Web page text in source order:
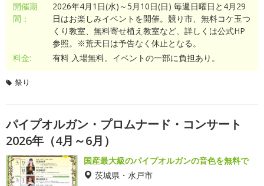
開催期
間：
2026年4月1日(水)～5月10日(日) 毎週日曜日と4月29
日はお楽しみイベントを開催。競り市、無料コケ玉つ
くり教室、無料寄せ植え教室など、詳しくは公式HP
参照。※荒天日は予告なく休止となる。
料金:
有料 入場無料。イベントの一部に負担あり。
祭り
パイプオルガン・プロムナード・コンサート
2026年（4月～6月）
国産最大級のパイプオルガンの音色を無料で
茨城県・水戸市